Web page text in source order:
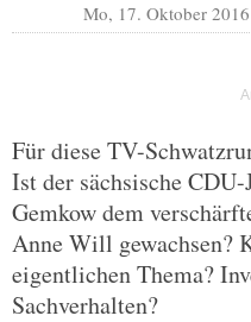
Mo, 17. Oktober 2016
Für diese TV-
Ist der sächsische
Gemkow dem
Anne Will gewachsen?
eigentlichen Thema?
Sachverhalten?